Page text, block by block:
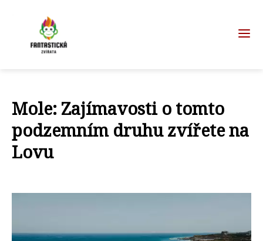
Mole: Zajímavosti o tomto
podzemním druhu zvířete na
Lovu